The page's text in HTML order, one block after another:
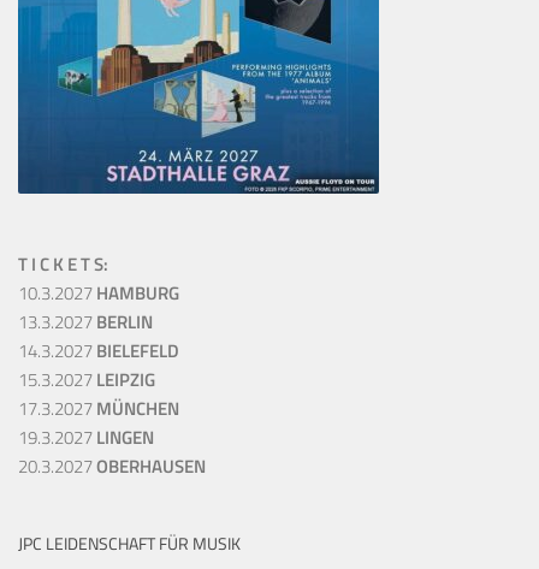
T I C K E T S:
10.3.2027HAMBURG
13.3.2027BERLIN
14.3.2027BIELEFELD
15.3.2027LEIPZIG
17.3.2027MÜNCHEN
19.3.2027LINGEN
20.3.2027OBERHAUSEN
JPC LEIDENSCHAFT FÜR MUSIK